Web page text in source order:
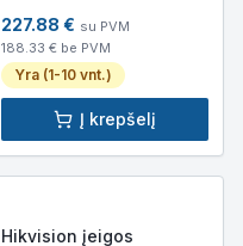
227.88 € su PVM
188.33 € be PVM
Yra (1-10 vnt.)
Į krepšelį
Hikvision įeigos